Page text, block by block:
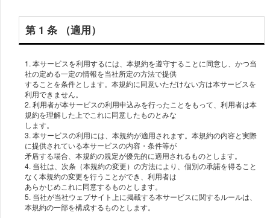
第 1 条 （適⽤）
1. 本サービスを利⽤するには、本規約を遵守することに同意し、かつ当
社の定める⼀定の情報を当社所定の⽅法で提供
することを条件とします。本規約に同意いただけない⽅は本サービスを
利⽤できません。
2. 利⽤者が本サービスの利⽤申込みを⾏ったことをもって、利⽤者は本
規約を理解した上でこれに同意したものとみな
します。
3. 本サービスの利⽤には、本規約が適⽤されます。本規約の内容と実際
に提供されている本サービスの内容・条件等が
⽭盾する場合、本規約の規定が優先的に適⽤されるものとします。
4. 当社は、次条（本規約の変更）の⽅法により、個別の承諾を得ること
なく本規約の変更を⾏うことができ、利⽤者は
あらかじめこれに同意するものとします。
5. 当社が当社ウェブサイト上に掲載する本サービスに関するルールは、
本規約の⼀部を構成するものとします。